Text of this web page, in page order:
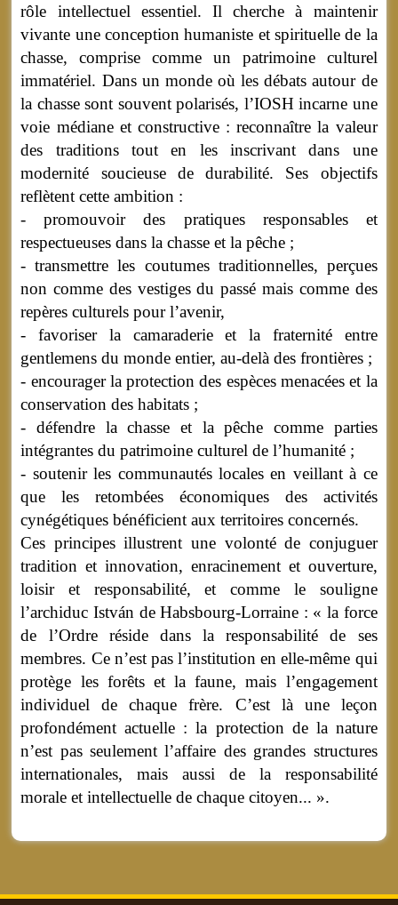
rôle intellectuel essentiel. Il cherche à maintenir
vivante une conception humaniste et spirituelle de la
chasse, comprise comme un patrimoine culturel
immatériel. Dans un monde où les débats autour de
la chasse sont souvent polarisés, l’IOSH incarne une
voie médiane et constructive : reconnaître la valeur
des traditions tout en les inscrivant dans une
modernité soucieuse de durabilité. Ses objectifs
reflètent cette ambition :
- promouvoir des pratiques responsables et
respectueuses dans la chasse et la pêche ;
- transmettre les coutumes traditionnelles, perçues
non comme des vestiges du passé mais comme des
repères culturels pour l’avenir,
- favoriser la camaraderie et la fraternité entre
gentlemens du monde entier, au-delà des frontières ;
- encourager la protection des espèces menacées et la
conservation des habitats ;
- défendre la chasse et la pêche comme parties
intégrantes du patrimoine culturel de l’humanité ;
- soutenir les communautés locales en veillant à ce
que les retombées économiques des activités
cynégétiques bénéficient aux territoires concernés.
Ces principes illustrent une volonté de conjuguer
tradition et innovation, enracinement et ouverture,
loisir et responsabilité, et comme le souligne
l’archiduc István de Habsbourg-Lorraine : « la force
de l’Ordre réside dans la responsabilité de ses
membres. Ce n’est pas l’institution en elle-même qui
protège les forêts et la faune, mais l’engagement
individuel de chaque frère. C’est là une leçon
profondément actuelle : la protection de la nature
n’est pas seulement l’affaire des grandes structures
internationales, mais aussi de la responsabilité
morale et intellectuelle de chaque citoyen... ».